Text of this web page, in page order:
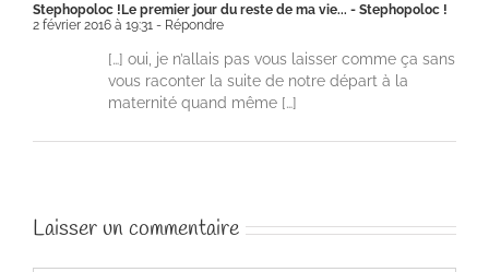
Stephopoloc !Le premier jour du reste de ma vie... - Stephopoloc !
2 février 2016 à 19:31 - Répondre
[…] oui, je n’allais pas vous laisser comme ça sans
vous raconter la suite de notre départ à la
maternité quand même […]
Laisser un commentaire